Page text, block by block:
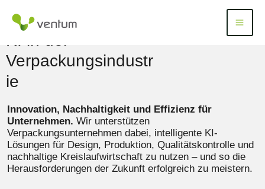
Inhalt
springen
Verpackungsindustr
ie
Innovation, Nachhaltigkeit und Effizienz für
Unternehmen. Wir unterstützen
Verpackungsunternehmen dabei, intelligente KI-
Lösungen für Design, Produktion, Qualitätskontrolle und
nachhaltige Kreislaufwirtschaft zu nutzen – und so die
Herausforderungen der Zukunft erfolgreich zu meistern.